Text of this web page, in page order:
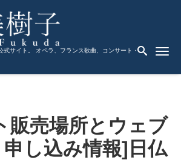
式サイト。 オペラ、フランス歌曲、コンサート・
販売場所とウェブ
し込み情報]日仏